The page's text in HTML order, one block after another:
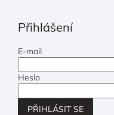
Přihlášení
E-mail
Heslo
PŘIHLÁSIT SE